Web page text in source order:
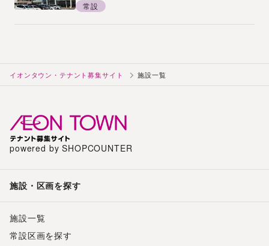
常設
イオンタウン・テナント募集サイト 施設一覧
powered by SHOPCOUNTER
施設・区画を探す
施設一覧
常設区画を探す